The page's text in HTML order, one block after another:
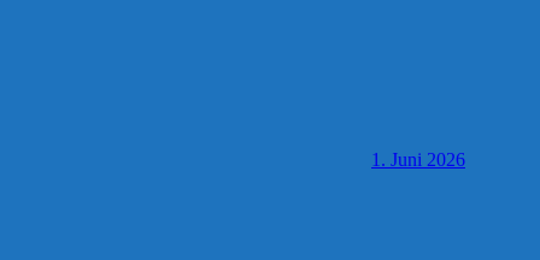
1. Juni 2026